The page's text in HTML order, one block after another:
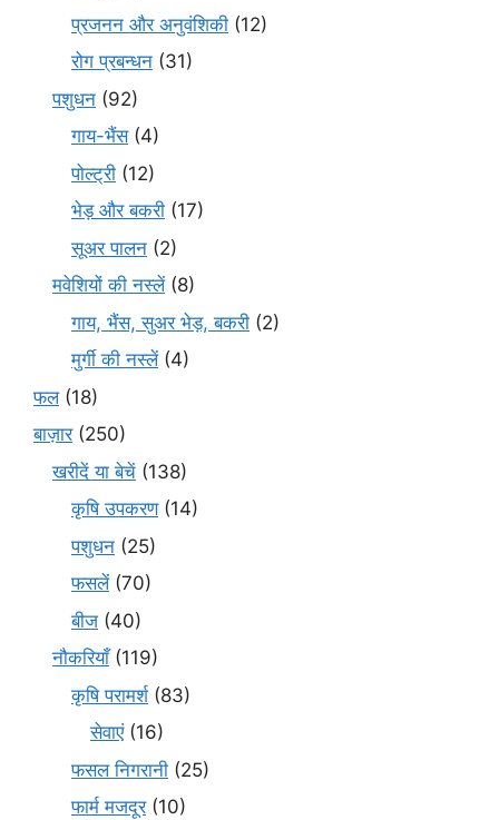
प्रजनन और अनुवंशिकी (12)
रोग प्रबन्धन (31)
पशुधन (92)
गाय-भैंस(4)
पोल्ट्री (12)
भेड़ और बकरी (17)
सूअर पालन (2)
मवेशियों की नस्लें(8)
गाय, भैंस, सुअर भेड़, बकरी (2)
मुर्गी की नस्लें(4)
फल(18)
बाज़ार(250)
खरीदें या बेचें (138)
कृषि उपकरण(14)
पशुधन (25)
फसलें(70)
बीज (40)
नौकरियाँ(119)
कृषि परामर्श(83)
सेवाएं(16)
फसल निगरानी (25)
फार्म मजदूर(10)